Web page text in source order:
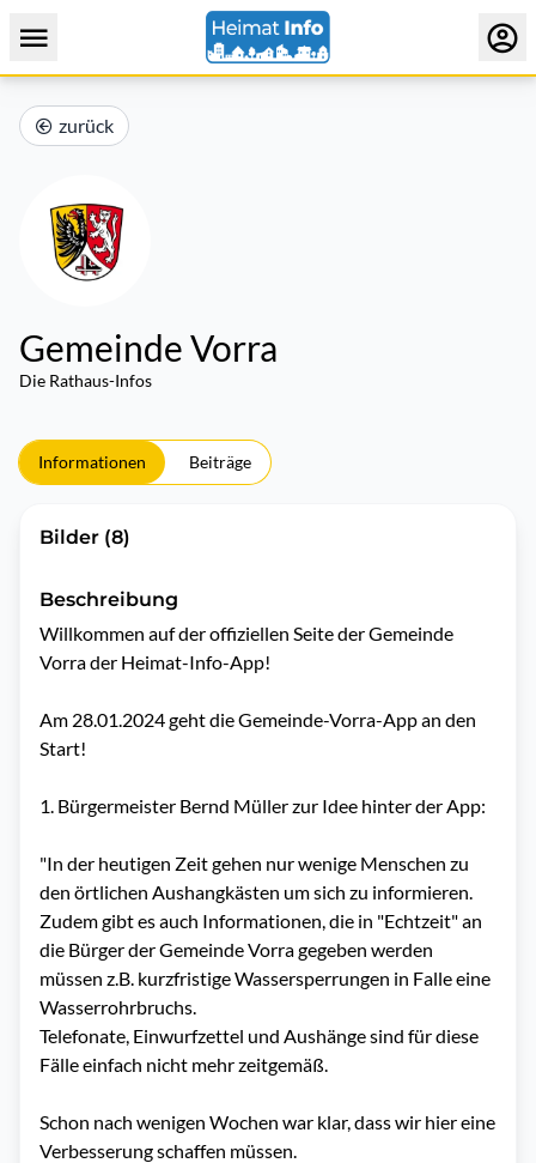
zurück
Gemeinde Vorra
Die Rathaus-Infos
Informationen Beiträge
Bilder (8)
Beschreibung
Willkommen auf der offiziellen Seite der Gemeinde
Vorra der Heimat-Info-App!
Am 28.01.2024 geht die Gemeinde-Vorra-App an den
Start!
1. Bürgermeister Bernd Müller zur Idee hinter der App:
"In der heutigen Zeit gehen nur wenige Menschen zu
den örtlichen Aushangkästen um sich zu informieren.
Zudem gibt es auch Informationen, die in "Echtzeit" an
die Bürger der Gemeinde Vorra gegeben werden
müssen z.B. kurzfristige Wassersperrungen in Falle eine
Wasserrohrbruchs.
Telefonate, Einwurfzettel und Aushänge sind für diese
Fälle einfach nicht mehr zeitgemäß.
Schon nach wenigen Wochen war klar, dass wir hier eine
Verbesserung schaffen müssen.